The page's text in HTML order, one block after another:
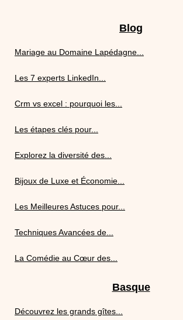
Blog
Mariage au Domaine Lapédagne...
Les 7 experts LinkedIn...
Crm vs excel : pourquoi les...
Les étapes clés pour...
Explorez la diversité des...
Bijoux de Luxe et Économie...
Les Meilleures Astuces pour...
Techniques Avancées de...
La Comédie au Cœur des...
Basque
Découvrez les grands gîtes...